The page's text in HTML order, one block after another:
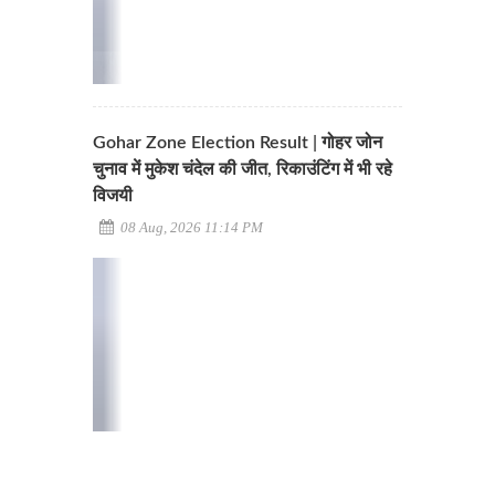
Gohar Zone Election Result | गोहर जोन
चुनाव में मुकेश चंदेल की जीत, रिकाउंटिंग में भी रहे
विजयी
08 Aug, 2026 11:14 PM